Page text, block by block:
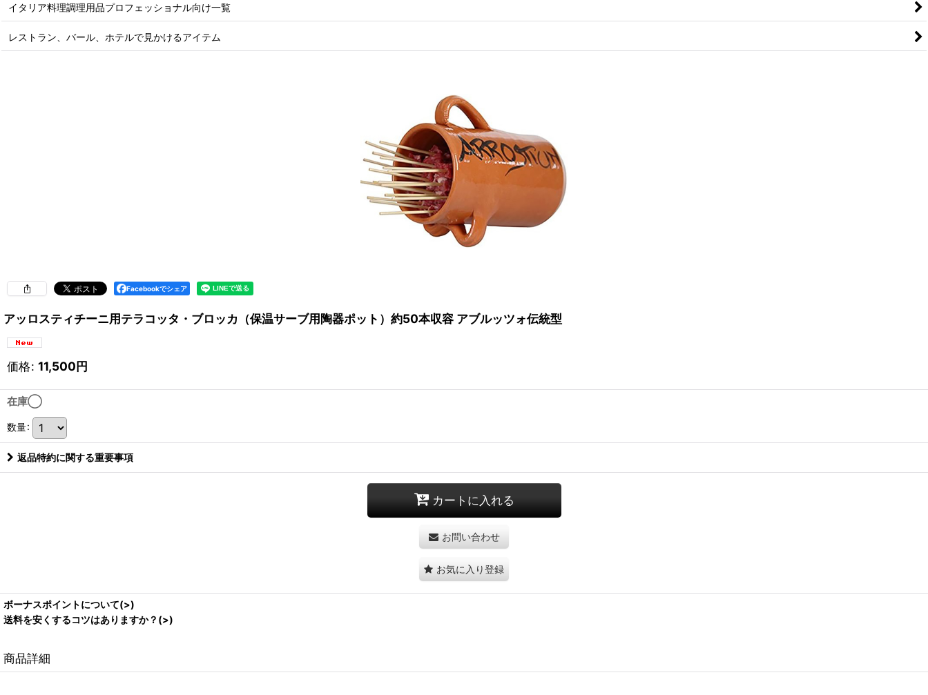
イタリア料理調理用品プロフェッショナル向け一覧
レストラン、バール、ホテルで見かけるアイテム
Facebookでシェア
アッロスティチーニ用テラコッタ・ブロッカ（保温サーブ用陶器ポット）約50本収容 アブルッツォ伝統型
価格: 11,500円
在庫◯
数量:
返品特約に関する重要事項
カートに入れる
お問い合わせ
お気に入り登録
ボーナスポイントについて(>)
送料を安くするコツはありますか？(>)
商品詳細